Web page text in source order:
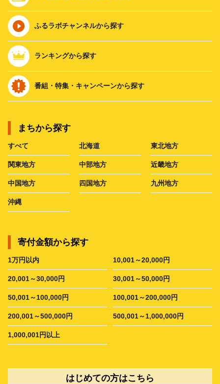
ふるラボチャンネルから探す
ランキングから探す
番組・特集・キャンペーンから探す
まちから探す
すべて 北海道 東北地方
関東地方 中部地方 近畿地方
中国地方 四国地方 九州地方
沖縄
寄付金額から探す
1万円以内 10,001～20,000円
20,001～30,000円 30,001～50,000円
50,001～100,000円 100,001～200,000円
200,001～500,000円 500,001～1,000,000円
1,000,001円以上
はじめての方はこちら